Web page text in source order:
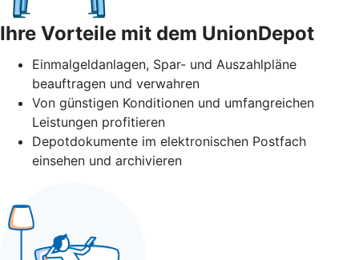
Ihre Vorteile mit dem UnionDepot
Einmalgeldanlagen, Spar- und Auszahlpläne
beauftragen und verwahren
Von günstigen Konditionen und umfangreichen
Leistungen profitieren
Depotdokumente im elektronischen Postfach
einsehen und archivieren